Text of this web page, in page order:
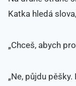
Katka hledá
„Chceš, abych
„Ne, půjdu